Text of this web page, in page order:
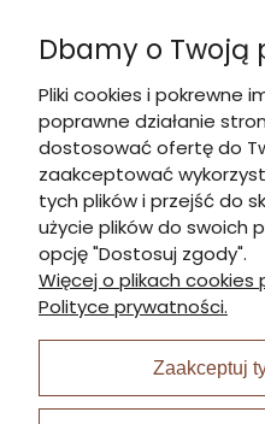
Kontakt
Informacje
Płatności i
Moje konto
I Nagroda w plabiscycie:
Dbamy o Twoją
Pliki cookies i pokrewne
poprawne działanie
dostosować ofertę do
zaakceptować
tych plików i przejść do
użycie plików do swoich
opcję "Dostosuj zgody".
Więcej o plikach cookies
Polityce prywatności.
Zaakceptuj